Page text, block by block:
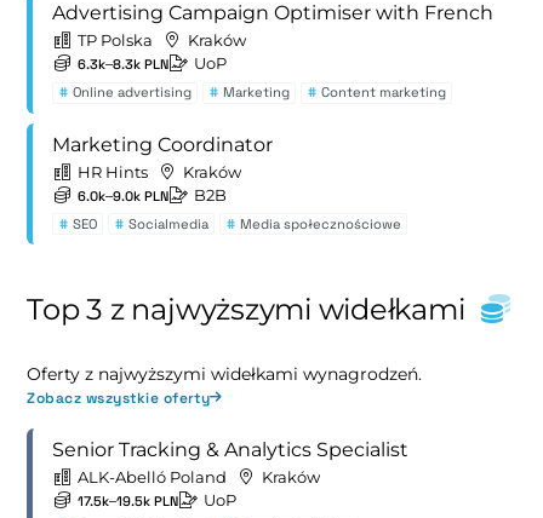
Advertising Campaign Optimiser with French
TP Polska Kraków
6.3k–8.3k PLN UoP
# Online advertising # Marketing # Content marketing
Marketing Coordinator
HR Hints Kraków
6.0k–9.0k PLN B2B
# SEO # Socialmedia # Media społecznościowe
Top 3 z najwyższymi widełkami
Oferty z najwyższymi widełkami wynagrodzeń.
Zobacz wszystkie oferty
Senior Tracking & Analytics Specialist
ALK-Abelló Poland Kraków
17.5k–19.5k PLN UoP